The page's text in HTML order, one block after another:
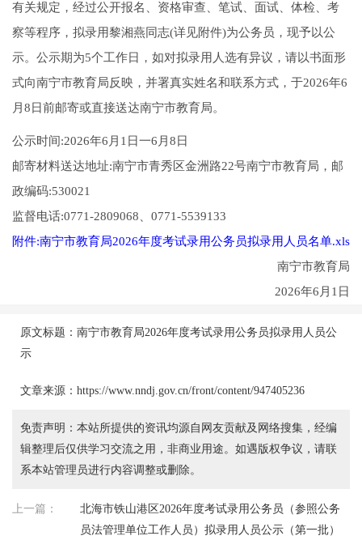
有关规定，经过公开报名、资格审查、笔试、面试、体检、考
察等程序，拟录用黎湘燕同志(详见附件)为公务员，现予以公
示。公示期为5个工作日，如对拟录用人选有异议，请以书面形
式向南宁市教育局反映，并署真实姓名和联系方式，于2026年6
月8日前邮寄或直接送达南宁市教育局。
公示时间:2026年6月1日一6月8日
邮寄材料送达地址:南宁市青秀区金洲路22号南宁市教育局，邮
政编码:530021
监督电话:0771-2809068、0771-5539133
附件:南宁市教育局2026年度考试录用公务员拟录用人员名单.xls
南宁市教育局
2026年6月1日
原文标题：南宁市教育局2026年度考试录用公务员拟录用人员公
示
文章来源：https://www.nndj.gov.cn/front/content/947405236
免责声明：本站所提供的资讯均源自网友贡献及网络搜集，经编
辑整理后仅供学习交流之用，非商业用途。如遇版权争议，请联
系本站管理员进行内容调整或删除。
上一篇：
北海市铁山港区2026年度考试录用公务员（参照公务
员法管理单位工作人员）拟录用人员公示（第一批）